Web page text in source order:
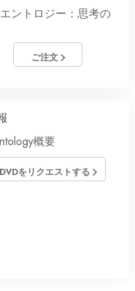
ントロジー：思考の
ご注文
概要
DVDをリクエストする